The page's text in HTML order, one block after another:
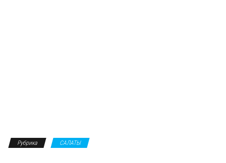
Рубрика САЛАТЫ